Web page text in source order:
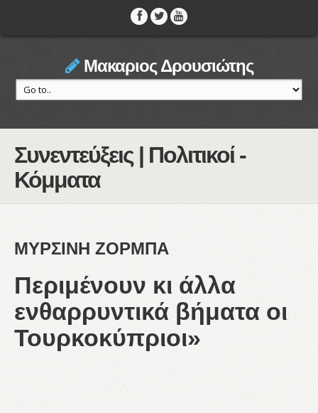
Μακαριος Δρουσιώτης
Συνεντεύξεις | Πολιτικοί -
Κόμματα
ΜΥΡΣΙΝΗ ΖΟΡΜΠΑ
Περιμένουν κι άλλα
ενθαρρυντικά βήματα οι
Τουρκοκύπριοι»